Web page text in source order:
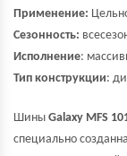
Применение:
Сезонность:
Исполнение:
Тип конструкции:
Шины Galaxy MFS
специально